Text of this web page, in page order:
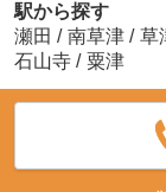
駅から探す
瀬田 / 南草津 / 草
石山寺 / 粟津